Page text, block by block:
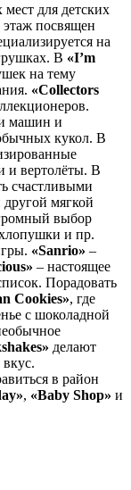
для детских
этаж посвящен
на
В «I’m
на тему
«Collectors
машин и
кукол. В
и вертолёты. В
счастливыми
мягкой
выбор
хлопушки и пр.
«Sanrio» –
– настоящее
Порадовать
Cookies», где
с шоколадной
делают
в район
, «Baby Shop» и